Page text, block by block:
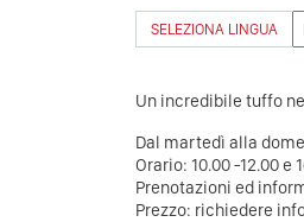
SELEZIONA LINGUA
Un incredibile tuffo
Dal martedì alla
Orario: 10.00 -12.00 e
Prenotazioni ed
Prezzo: richiedere